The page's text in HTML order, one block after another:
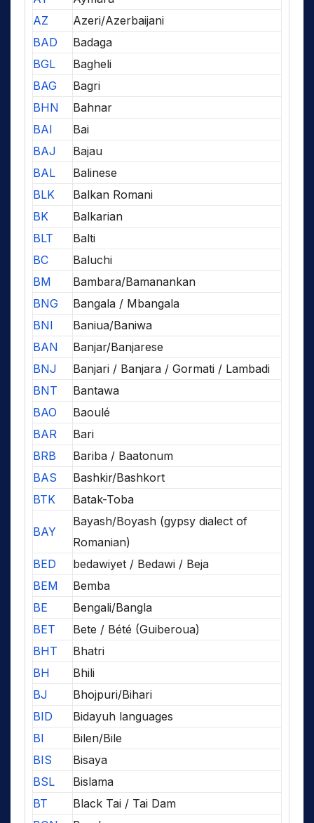
AZ
Azeri/Azerbaijani
BAD
Badaga
BGL
Bagheli
BAG
Bagri
BHN
Bahnar
BAI
Bai
BAJ
Bajau
BAL
Balinese
BLK
Balkan Romani
BK
Balkarian
BLT
Balti
BC
Baluchi
BM
Bambara/Bamanankan
BNG
Bangala / Mbangala
BNI
Baniua/Baniwa
BAN
Banjar/Banjarese
BNJ
Banjari / Banjara / Gormati / Lambadi
BNT
Bantawa
BAO
Baoulé
BAR
Bari
BRB
Bariba / Baatonum
BAS
Bashkir/Bashkort
BTK
Batak-Toba
BAY
Bayash/Boyash (gypsy dialect of
Romanian)
BED
bedawiyet / Bedawi / Beja
BEM
Bemba
BE
Bengali/Bangla
BET
Bete / Bété (Guiberoua)
BHT
Bhatri
BH
Bhili
BJ
Bhojpuri/Bihari
BID
Bidayuh languages
BI
Bilen/Bile
BIS
Bisaya
BSL
Bislama
BT
Black Tai / Tai Dam